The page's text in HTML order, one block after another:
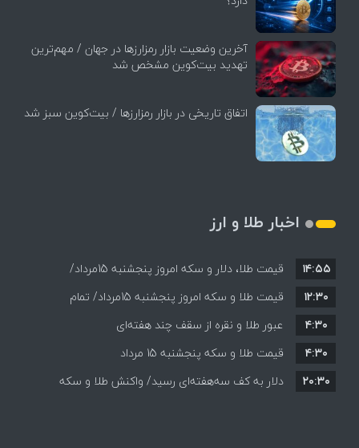
آخرین وضعیت بازار رمزارزها در جهان / مهم‌ترین
تهدید بیت‌کوین مشخص شد
اتفاق تاریخی در بازار رمزارزها / بیت‌کوین سبز شد
اخبار طلا و ارز
قیمت طلا، دلار و سکه امروز پنجشنبه 15مرداد/
افزایش قیمت ها + جدول
۱۴:۵۵
قیمت طلا و سکه امروز پنجشنبه 15مرداد/ تمام
قیمت ها بر مدار افزایش + جدول
۱۲:۳۰
عبور طلا و نقره از سقف چند هفته‌ای
۴:۳۰
قیمت طلا و سکه پنجشنبه 15 مرداد
۴:۳۰
دلار به کف سه‌هفته‌ای رسید/ واکنش طلا و سکه
۲۰:۳۰